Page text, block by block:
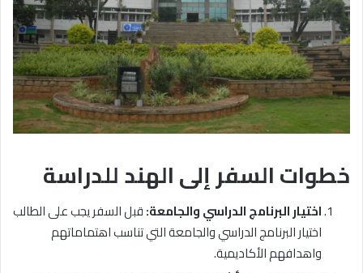
خطوات السفر إلى الهند للدراسة
اختيار البرنامج الدراسي والجامعة:قبل السفر يجب على الطالب
اختيار البرنامج الدراسي والجامعة التي تناسب اهتماماتهم
واهدافهم الأكاديمية.